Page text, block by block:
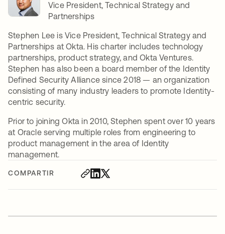
COMPARTIR
Vice President, Technical Strategy and
Partnerships
Stephen Lee is Vice President, Technical Strategy and
Partnerships at Okta. His charter includes technology
partnerships, product strategy, and Okta Ventures.
Stephen has also been a board member of the Identity
Defined Security Alliance since 2018 — an organization
consisting of many industry leaders to promote Identity-
centric security.
Prior to joining Okta in 2010, Stephen spent over 10 years
at Oracle serving multiple roles from engineering to
product management in the area of Identity
management.